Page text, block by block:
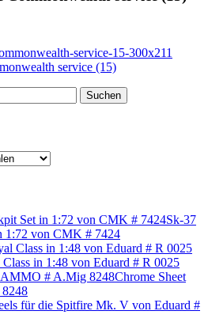
Suchen
Sk-37
1:72 von CMK # 7424
in 1:48 von Eduard # R 0025
Chrome Sheet